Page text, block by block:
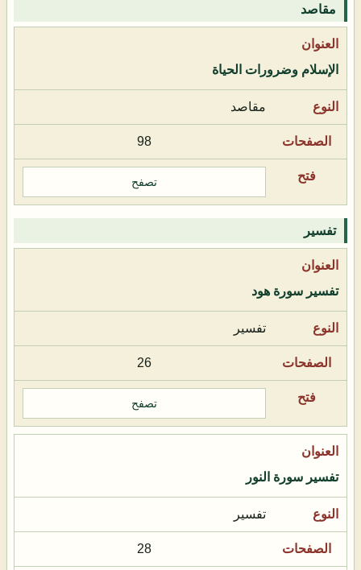
مقاصد
الإسلام وضرورات الحياة
مقاصد
98
تصفح
تفسير
تفسير سورة هود
تفسير
26
تصفح
تفسير سورة النور
تفسير
28